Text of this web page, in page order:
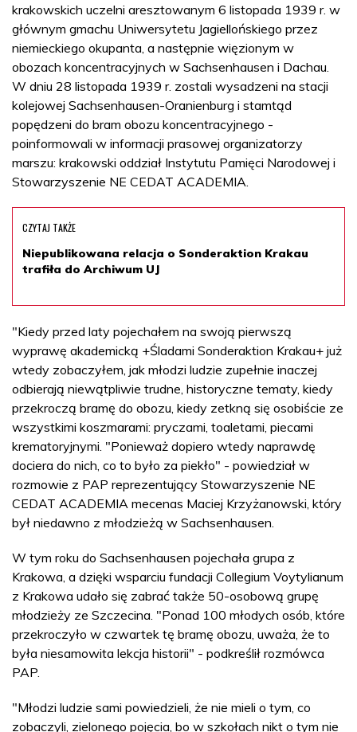
krakowskich uczelni aresztowanym 6 listopada 1939 r. w
głównym gmachu Uniwersytetu Jagiellońskiego przez
niemieckiego okupanta, a następnie więzionym w
obozach koncentracyjnych w Sachsenhausen i Dachau.
W dniu 28 listopada 1939 r. zostali wysadzeni na stacji
kolejowej Sachsenhausen-Oranienburg i stamtąd
popędzeni do bram obozu koncentracyjnego -
poinformowali w informacji prasowej organizatorzy
marszu: krakowski oddział Instytutu Pamięci Narodowej i
Stowarzyszenie NE CEDAT ACADEMIA.
CZYTAJ TAKŻE
Niepublikowana relacja o Sonderaktion Krakau
trafiła do Archiwum UJ
"Kiedy przed laty pojechałem na swoją pierwszą
wyprawę akademicką +Śladami Sonderaktion Krakau+ już
wtedy zobaczyłem, jak młodzi ludzie zupełnie inaczej
odbierają niewątpliwie trudne, historyczne tematy, kiedy
przekroczą bramę do obozu, kiedy zetkną się osobiście ze
wszystkimi koszmarami: pryczami, toaletami, piecami
krematoryjnymi. "Ponieważ dopiero wtedy naprawdę
dociera do nich, co to było za piekło" - powiedział w
rozmowie z PAP reprezentujący Stowarzyszenie NE
CEDAT ACADEMIA mecenas Maciej Krzyżanowski, który
był niedawno z młodzieżą w Sachsenhausen.
W tym roku do Sachsenhausen pojechała grupa z
Krakowa, a dzięki wsparciu fundacji Collegium Voytylianum
z Krakowa udało się zabrać także 50-osobową grupę
młodzieży ze Szczecina. "Ponad 100 młodych osób, które
przekroczyło w czwartek tę bramę obozu, uważa, że to
była niesamowita lekcja historii" - podkreślił rozmówca
PAP.
"Młodzi ludzie sami powiedzieli, że nie mieli o tym, co
zobaczyli, zielonego pojęcia, bo w szkołach nikt o tym nie